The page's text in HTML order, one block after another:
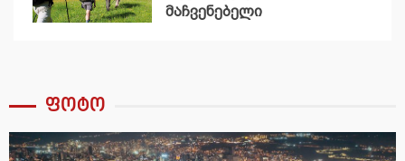
მაჩვენებელი
ფოტო